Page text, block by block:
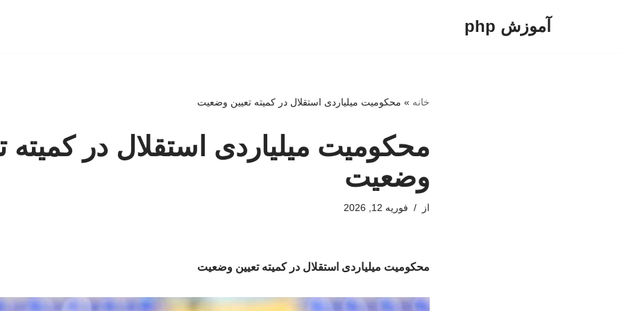
آموزش php
خانه » محکومیت میلیاردی استقلال در کمیته تعیین وضعیت
محکومیت میلیاردی استقلال در کمیته
وضعیت
از فوریه 12, 2026
محکومیت میلیاردی استقلال در کمیته تعیین وضعیت